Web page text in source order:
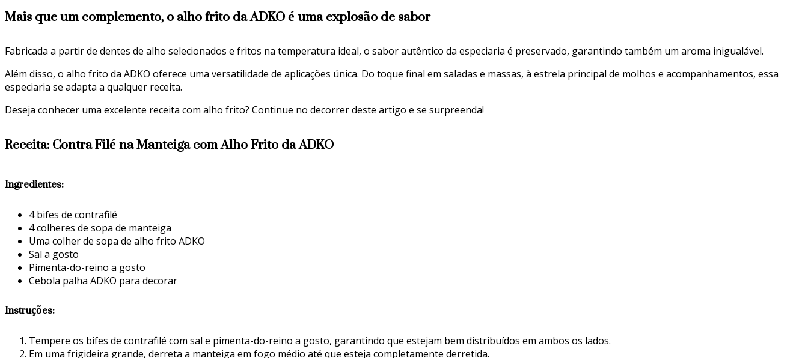
Mais que um complemento, o alho frito da ADKO é uma explosão de sabor
Fabricada a partir de dentes de alho selecionados e fritos na temperatura ideal, o sabor autêntico da especiaria é preservado, garantindo também um aroma inigualável.
Além disso, o alho frito da ADKO oferece uma versatilidade de aplicações única. Do toque final em saladas e massas, à estrela principal de molhos e acompanhamentos, essa
especiaria se adapta a qualquer receita.
Deseja conhecer uma excelente receita com alho frito? Continue no decorrer deste artigo e se surpreenda!
Receita: Contra Filé na Manteiga com Alho Frito da ADKO
Ingredientes:
4 bifes de contrafilé
4 colheres de sopa de manteiga
Uma colher de sopa de alho frito ADKO
Sal a gosto
Pimenta-do-reino a gosto
Cebola palha ADKO para decorar
Instruções:
Tempere os bifes de contrafilé com sal e pimenta-do-reino a gosto, garantindo que estejam bem distribuídos em ambos os lados.
Em uma frigideira grande, derreta a manteiga em fogo médio até que esteja completamente derretida.